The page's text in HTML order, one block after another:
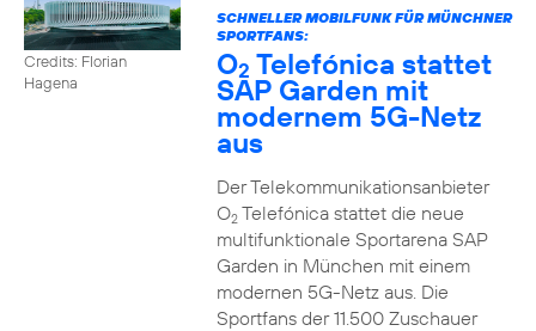
Credits: Florian
Hagena
SCHNELLER MOBILFUNK FÜR MÜNCHNER
SPORTFANS:
O2 Telefónica stattet
SAP Garden mit
modernem 5G-Netz
aus
Der Telekommunikationsanbieter
O2Telefónica stattet die neue
multifunktionale Sportarena SAP
Garden in München mit einem
modernen 5G-Netz aus. Die
Sportfans der 11.500 Zuschauer